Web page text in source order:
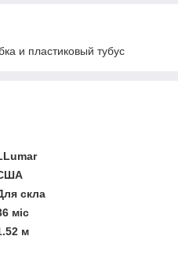
и пластиковый тубус
скла
міс
м